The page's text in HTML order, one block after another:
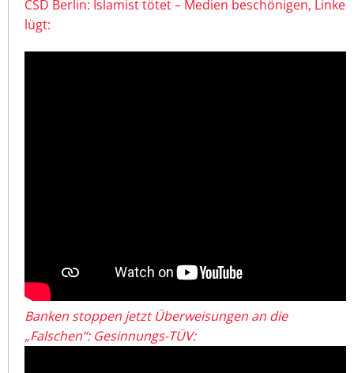
CSD Berlin: Islamist tötet – Medien beschönigen, Linke
lügt:
Banken stoppen jetzt Überweisungen an die
„Falschen“: Gesinnungs-TÜV: